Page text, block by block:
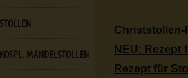
Christstollen-
NEU: Rezept
Rezept für
MANDELSTOLLEN